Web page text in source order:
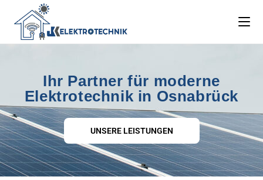
Ihr Partner für moderne
Elektrotechnik in Osnabrück
UNSERE LEISTUNGEN